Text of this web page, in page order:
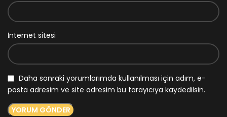
İnternet sitesi
Daha sonraki yorumlarımda kullanılması için adım, e-
posta adresim ve site adresim bu tarayıcıya kaydedilsin.